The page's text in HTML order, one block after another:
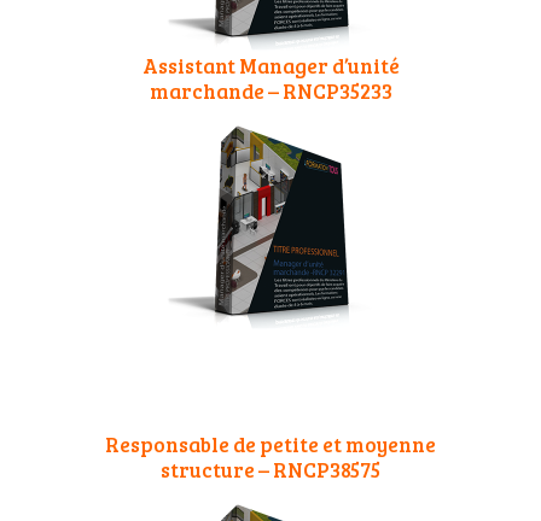
Assistant Manager d’unité
marchande – RNCP35233
Responsable de petite et moyenne
structure – RNCP38575